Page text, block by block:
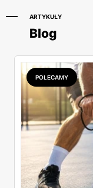
ARTYKUŁY
Blog
POLECAMY